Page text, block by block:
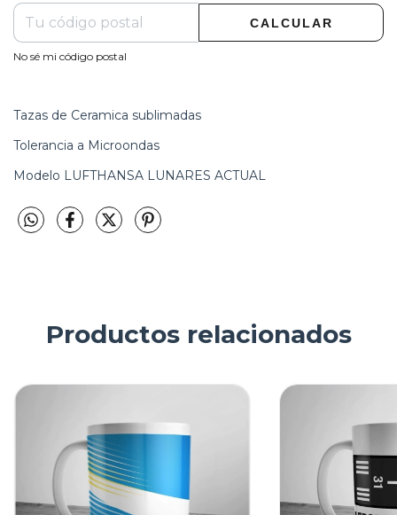
CALCULAR
No sé mi código postal
Tazas de Ceramica sublimadas
Tolerancia a Microondas
Modelo LUFTHANSA LUNARES ACTUAL
Productos relacionados